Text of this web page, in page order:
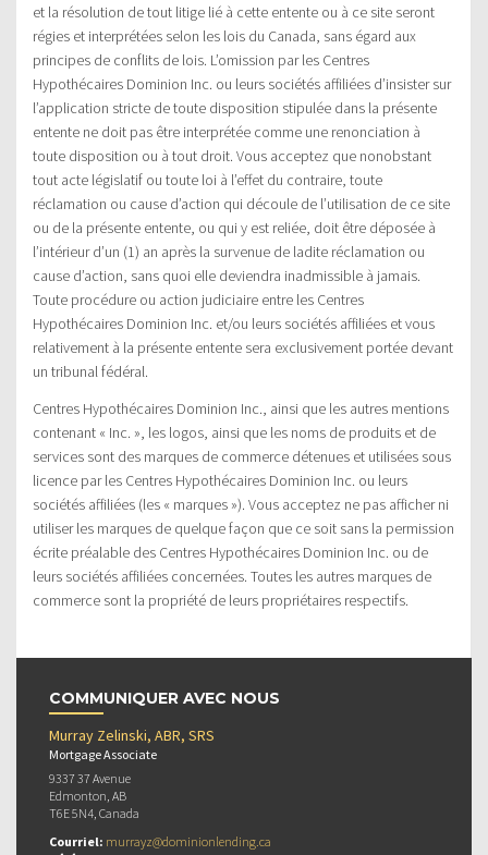
et la résolution de tout litige lié à cette entente ou à ce site seront
régies et interprétées selon les lois du Canada, sans égard aux
principes de conflits de lois. L’omission par les Centres
Hypothécaires Dominion Inc. ou leurs sociétés affiliées d’insister sur
l’application stricte de toute disposition stipulée dans la présente
entente ne doit pas être interprétée comme une renonciation à
toute disposition ou à tout droit. Vous acceptez que nonobstant
tout acte législatif ou toute loi à l’effet du contraire, toute
réclamation ou cause d’action qui découle de l’utilisation de ce site
ou de la présente entente, ou qui y est reliée, doit être déposée à
l’intérieur d’un (1) an après la survenue de ladite réclamation ou
cause d’action, sans quoi elle deviendra inadmissible à jamais.
Toute procédure ou action judiciaire entre les Centres
Hypothécaires Dominion Inc. et/ou leurs sociétés affiliées et vous
relativement à la présente entente sera exclusivement portée devant
un tribunal fédéral.
Centres Hypothécaires Dominion Inc., ainsi que les autres mentions
contenant « Inc. », les logos, ainsi que les noms de produits et de
services sont des marques de commerce détenues et utilisées sous
licence par les Centres Hypothécaires Dominion Inc. ou leurs
sociétés affiliées (les « marques »). Vous acceptez ne pas afficher ni
utiliser les marques de quelque façon que ce soit sans la permission
écrite préalable des Centres Hypothécaires Dominion Inc. ou de
leurs sociétés affiliées concernées. Toutes les autres marques de
commerce sont la propriété de leurs propriétaires respectifs.
COMMUNIQUER AVEC NOUS
Murray Zelinski, ABR, SRS
Mortgage Associate
9337 37 Avenue
Edmonton, AB
T6E 5N4, Canada
Courriel: murrayz@dominionlending.ca